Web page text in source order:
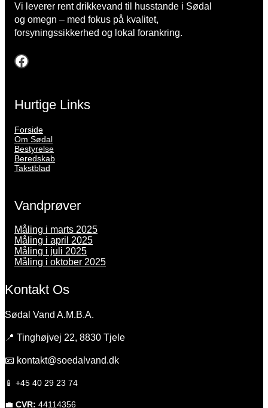
Vi leverer rent drikkevand til husstande i Sødal
og omegn – med fokus på kvalitet,
forsyningssikkerhed og lokal forankring.
Facebook
Hurtige Links
Forside
Om Sødal
Bestyrelse
Beredskab
Takstblad
Vandprøver
Måling i marts 2025
Måling i april 2025
Måling i juli 2025
Måling i oktober 2025
Kontakt Os
Sødal Vand A.M.B.A.
📍 Tinghøjvej 22, 8830 Tjele
📧 kontakt@soedalvand.dk
📱 +45 40 29 23 74
💼 CVR: 44114356